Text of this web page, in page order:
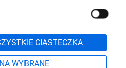
CIASTECZKA
WYBRANE
lub
71 37 61 600
kontaktowy